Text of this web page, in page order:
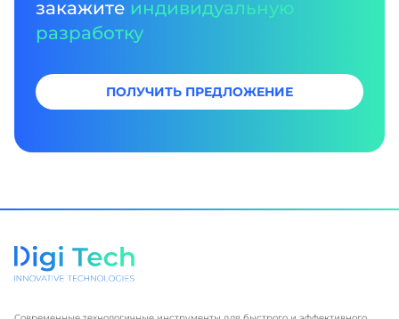
закажите индивидуальную
разработку
ПОЛУЧИТЬ ПРЕДЛОЖЕНИЕ